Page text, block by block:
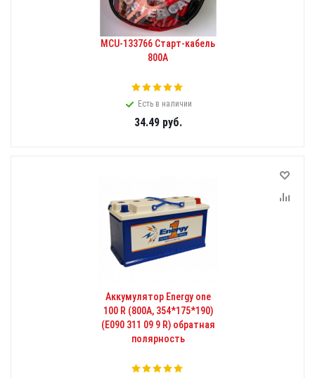
MCU-133766 Старт-кабель
800А
Есть в наличии
34.49руб.
Аккумулятор Energy one
100 R (800A, 354*175*190)
(E090 311 09 9 R) обратная
полярность